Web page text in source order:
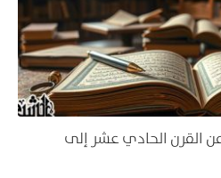
القرن الحادي عشر إلى